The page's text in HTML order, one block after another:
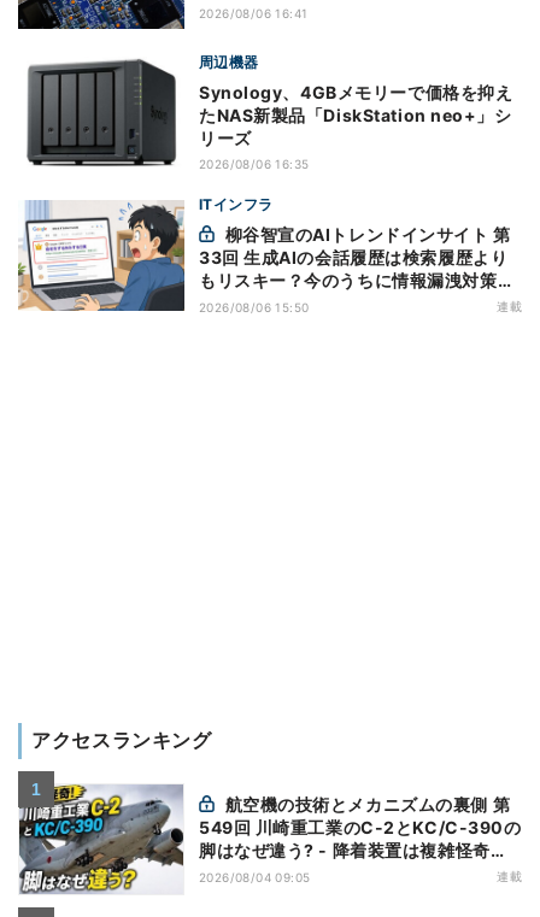
2026/08/06 16:41
周辺機器
Synology、4GBメモリーで価格を抑え
たNAS新製品「DiskStation neo+」シ
リーズ
2026/08/06 16:35
ITインフラ
33回 生成AIの会話履歴は検索履歴より
もリスキー？今のうちに情報漏洩対策を
万全にしておこう
2026/08/06 15:50 連載
アクセスランキング
549回 川崎重工業のC-2とKC/C-390の
脚はなぜ違う? - 降着装置は複雑怪奇
(5)|軍用輸送機(10)
2026/08/04 09:05 連載